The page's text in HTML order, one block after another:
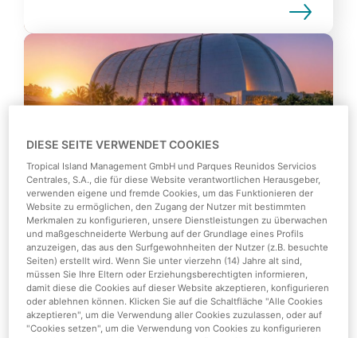
Sunset Sessions
DIESE SEITE VERWENDET COOKIES
Tropical Island Management GmbH und Parques Reunidos Servicios
Centrales, S.A., die für diese Website verantwortlichen Herausgeber,
verwenden eigene und fremde Cookies, um das Funktionieren der
Website zu ermöglichen, den Zugang der Nutzer mit bestimmten
Merkmalen zu konfigurieren, unsere Dienstleistungen zu überwachen
und maßgeschneiderte Werbung auf der Grundlage eines Profils
anzuzeigen, das aus den Surfgewohnheiten der Nutzer (z.B. besuchte
Seiten) erstellt wird. Wenn Sie unter vierzehn (14) Jahre alt sind,
müssen Sie Ihre Eltern oder Erziehungsberechtigten informieren,
damit diese die Cookies auf dieser Website akzeptieren, konfigurieren
oder ablehnen können. Klicken Sie auf die Schaltfläche "Alle Cookies
akzeptieren", um die Verwendung aller Cookies zuzulassen, oder auf
"Cookies setzen", um die Verwendung von Cookies zu konfigurieren